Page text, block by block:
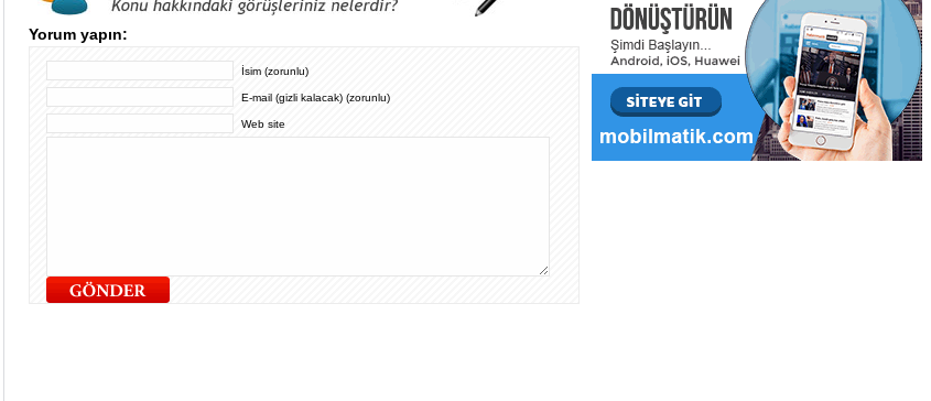
Yorum yapın:
İsim (zorunlu)
E-mail (gizli kalacak) (zorunlu)
Web site